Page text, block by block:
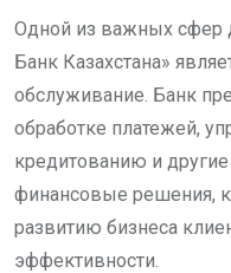
Одной из важных сфер
Банк Казахстана»
обслуживание. Банк
обработке платежей,
кредитованию и
финансовые решения,
развитию бизнеса
эффективности.